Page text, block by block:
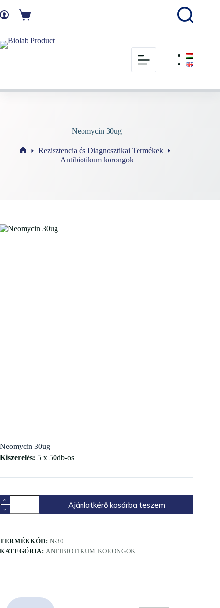
Neomycin 30ug
Rezisztencia és Diagnosztikai Termékek
Antibiotikum korongok
Neomycin 30ug
Kiszerelés: 5 x 50db-os
Ajánlatkérő kosárba teszem
TERMÉKKÓD:N-30
KATEGÓRIA:ANTIBIOTIKUM KORONGOK